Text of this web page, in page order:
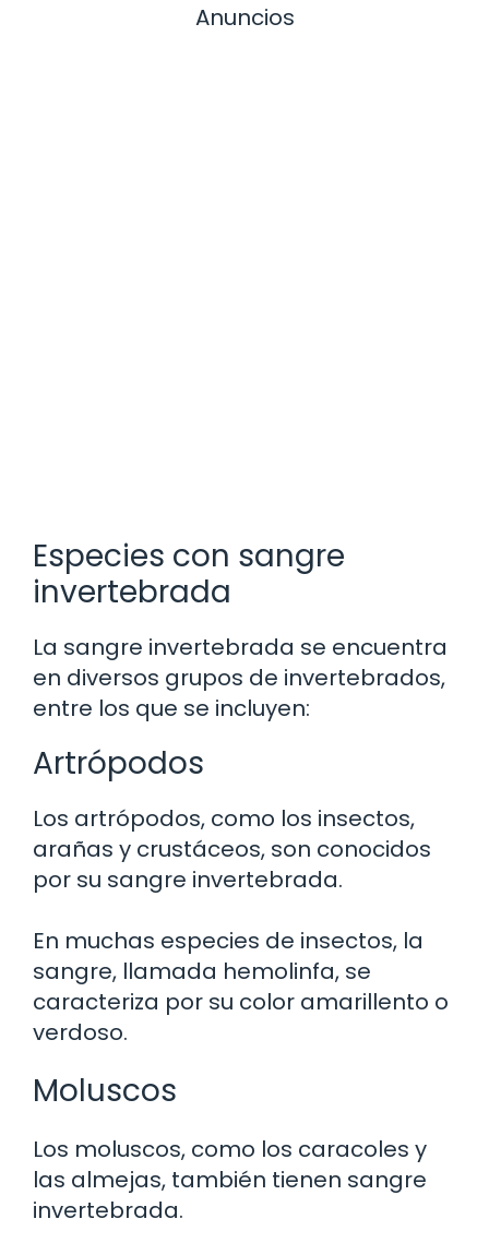
Anuncios
Especies con sangre
invertebrada
La sangre invertebrada se encuentra
en diversos grupos de invertebrados,
entre los que se incluyen:
Artrópodos
Los artrópodos, como los insectos,
arañas y crustáceos, son conocidos
por su sangre invertebrada.
En muchas especies de insectos, la
sangre, llamada hemolinfa, se
caracteriza por su color amarillento o
verdoso.
Moluscos
Los moluscos, como los caracoles y
las almejas, también tienen sangre
invertebrada.